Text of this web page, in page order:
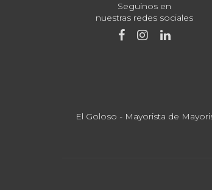
Seguinos en
nuestras redes sociales
El Goloso - Mayorista de